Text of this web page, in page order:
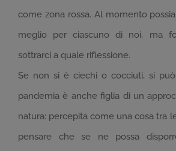
come zona rossa. Al momento
meglio per ciascuno di noi, ma
sottrarci a quale riflessione.
Se non si è ciechi o cocciuti, si
pandemia è anche figlia di un
natura: percepita come una cosa tra
pensare che se ne possa